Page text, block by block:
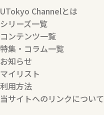
UTokyo Channelとは
シリーズ一覧
コンテンツ一覧
特集・コラム一覧
お知らせ
マイリスト
利用方法
当サイトへのリンクについて